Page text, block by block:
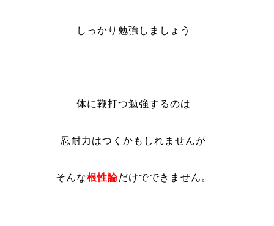
しっかり勉強しましょう
体に鞭打つ勉強するのは
忍耐力はつくかもしれませんが
そんな根性論だけでできません。